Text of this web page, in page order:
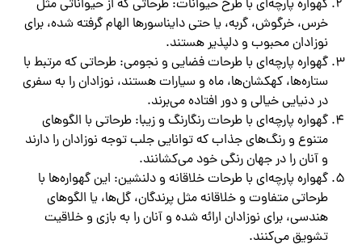
گهواره پارچه‌ای با طرح حیوانات: طرحاتی که از حیواناتی مثل
خرس، خرگوش، گربه، یا حتی دایناسورها الهام گرفته شده، برای
نوزادان محبوب و دلپذیر هستند.
گهواره پارچه‌ای با طرحات فضایی و نجومی: طرحاتی که مرتبط با
ستاره‌ها، کهکشان‌ها، ماه و سیارات هستند، نوزادان را به سفری
در دنیایی خیالی و دور افتاده می‌برند.
گهواره پارچه‌ای با طرحات رنگارنگ و زیبا: طرحاتی با الگوهای
متنوع و رنگ‌های جذاب که توانایی جلب توجه نوزادان را دارند
و آنان را در جهان رنگی خود می‌کشانند.
گهواره پارچه‌ای با طرحات خلاقانه و دلنشین: این گهواره‌ها با
طرحاتی متفاوت و خلاقانه مثل پرندگان، گل‌ها، یا الگوهای
هندسی، برای نوزادان ارائه شده و آنان را به بازی و خلاقیت
تشویق می‌کنند.